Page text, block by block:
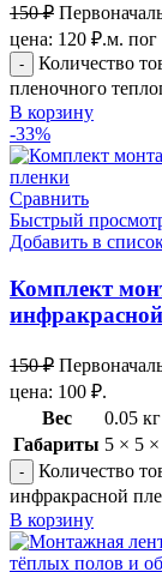
150₽
цена: 120 ₽.м. пог
Количество
пленочного
В корзину
-33%
Сравнить
Быстрый
Добавить в
Комплект
150₽
цена: 100 ₽.
Вес
0.05 кг
Габариты 5 × 5
Количество
инфракрасной
В корзину